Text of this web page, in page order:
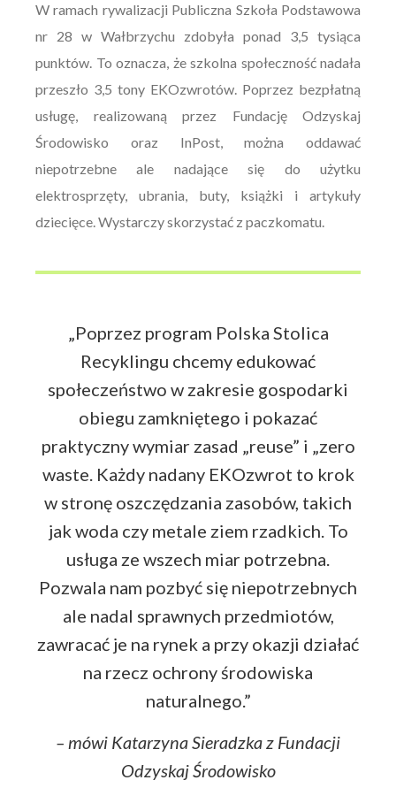
W ramach rywalizacji Publiczna Szkoła Podstawowa
nr 28 w Wałbrzychu zdobyła ponad 3,5 tysiąca
punktów. To oznacza, że szkolna społeczność nadała
przeszło 3,5 tony EKOzwrotów. Poprzez bezpłatną
usługę, realizowaną przez Fundację Odzyskaj
Środowisko oraz InPost, można oddawać
niepotrzebne ale nadające się do użytku
elektrosprzęty, ubrania, buty, książki i artykuły
dziecięce. Wystarczy skorzystać z paczkomatu.
„Poprzez program Polska Stolica
Recyklingu chcemy edukować
społeczeństwo w zakresie gospodarki
obiegu zamkniętego i pokazać
praktyczny wymiar zasad „reuse” i „zero
waste. Każdy nadany EKOzwrot to krok
w stronę oszczędzania zasobów, takich
jak woda czy metale ziem rzadkich. To
usługa ze wszech miar potrzebna.
Pozwala nam pozbyć się niepotrzebnych
ale nadal sprawnych przedmiotów,
zawracać je na rynek a przy okazji działać
na rzecz ochrony środowiska
naturalnego.”
– mówi Katarzyna Sieradzka z Fundacji
Odzyskaj Środowisko